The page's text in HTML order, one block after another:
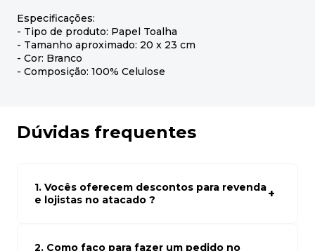
Especificações:
- Tipo de produto: Papel Toalha
- Tamanho aproximado: 20 x 23 cm
- Cor: Branco
- Composição: 100% Celulose
Dúvidas frequentes
1. Vocês oferecem descontos para revenda
e lojistas no atacado ?
atacado empresas e compre com os melhores preços
2. Como faço para fazer um pedido no